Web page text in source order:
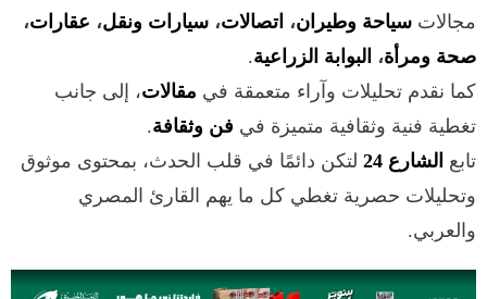
مجالات سياحة وطيران، اتصالات، سيارات ونقل، عقارات،
صحة ومرأة، البوابة الزراعية.
كما نقدم تحليلات وآراء متعمقة في مقالات، إلى جانب
تغطية فنية وثقافية متميزة في فن وثقافة.
تابع الشارع 24
لتكن دائمًا في قلب الحدث، بمحتوى موثوق
وتحليلات حصرية تغطي كل ما يهم القارئ المصري
والعربي.